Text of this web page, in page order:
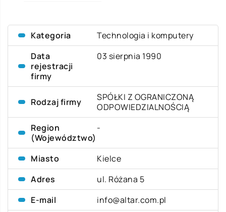
Kategoria
Technologia i komputery
Data
rejestracji
firmy
03 sierpnia 1990
Rodzaj firmy
SPÓŁKI Z OGRANICZONĄ
ODPOWIEDZIALNOŚCIĄ
Region
(Województwo)
-
Miasto
Kielce
Adres
ul. Różana 5
E-mail
info@altar.com.pl